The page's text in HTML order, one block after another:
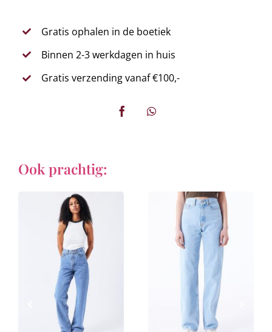
Gratis ophalen in de boetiek
Binnen 2-3 werkdagen in huis
Gratis verzending vanaf €100,-
Ook prachtig: